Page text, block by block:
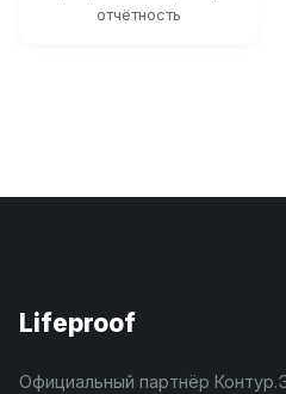
отчётность
Lifeproof
Официальный партнёр